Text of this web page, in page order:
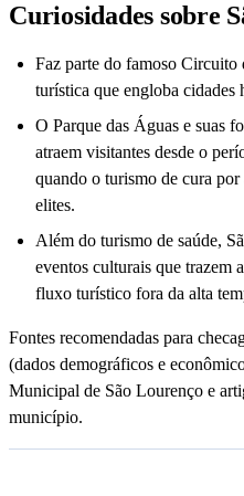
Curiosidades sobre
Faz parte do famoso
turística que engloba cidades
O Parque das Águas e suas
atraem visitantes desde o
quando o turismo de cura por
elites.
Além do turismo de saúde,
eventos culturais que trazem
fluxo turístico fora da alta
Fontes recomendadas para
(dados demográficos e
Municipal de São Lourenço e
município.